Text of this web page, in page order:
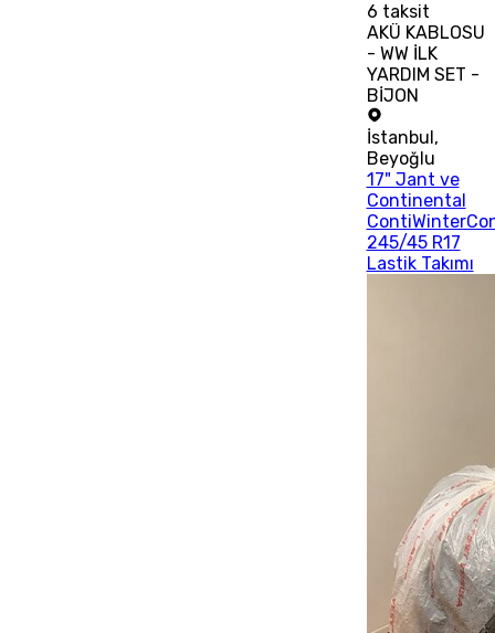
6 taksit
AKÜ KABLOSU
- WW İLK
YARDIM SET -
BİJON
İstanbul ,
Beyoğlu
17" Jant ve
Continental
245/45 R17
Lastik Takımı